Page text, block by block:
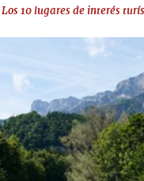
Los 10 lugares de interés